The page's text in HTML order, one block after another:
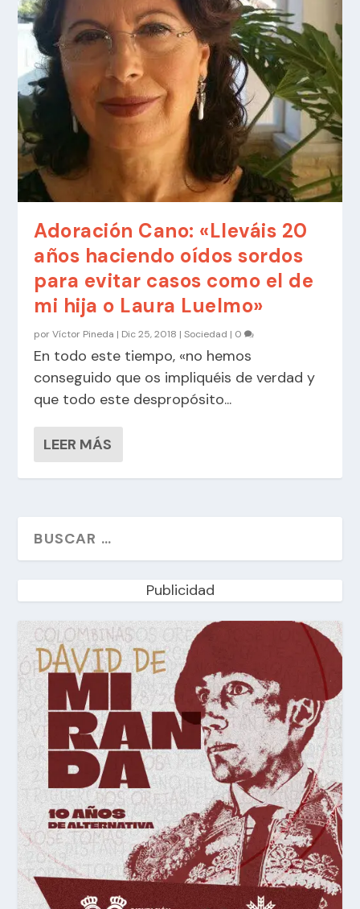
Adoración Cano: «Lleváis 20
años haciendo oídos sordos
para evitar casos como el de
mi hija o Laura Luelmo»
porVíctor Pineda | Dic 25, 2018 |Sociedad | 0
En todo este tiempo, «no hemos
conseguido que os impliquéis de verdad y
que todo este despropósito...
LEER MÁS
Publicidad